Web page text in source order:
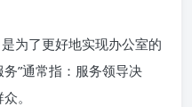
为了更好地实现办公室的
务”通常指：服务领导决
。